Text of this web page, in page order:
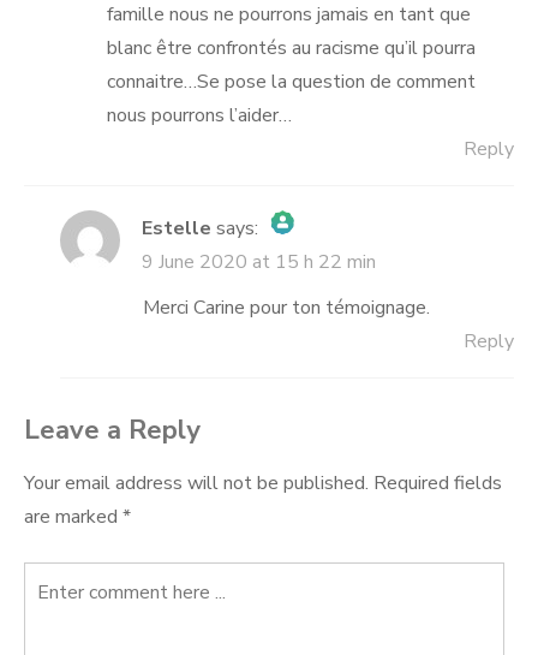
famille nous ne pourrons jamais en tant que
blanc être confrontés au racisme qu’il pourra
connaitre…Se pose la question de comment
nous pourrons l’aider…
Reply
Estelle says:
The Real Person Badge!
Anti-Spam by CleanTalk
9 June 2020 at 15 h 22 min
Merci Carine pour ton témoignage.
Reply
Leave a Reply
Your email address will not be published. Required fields
are marked *